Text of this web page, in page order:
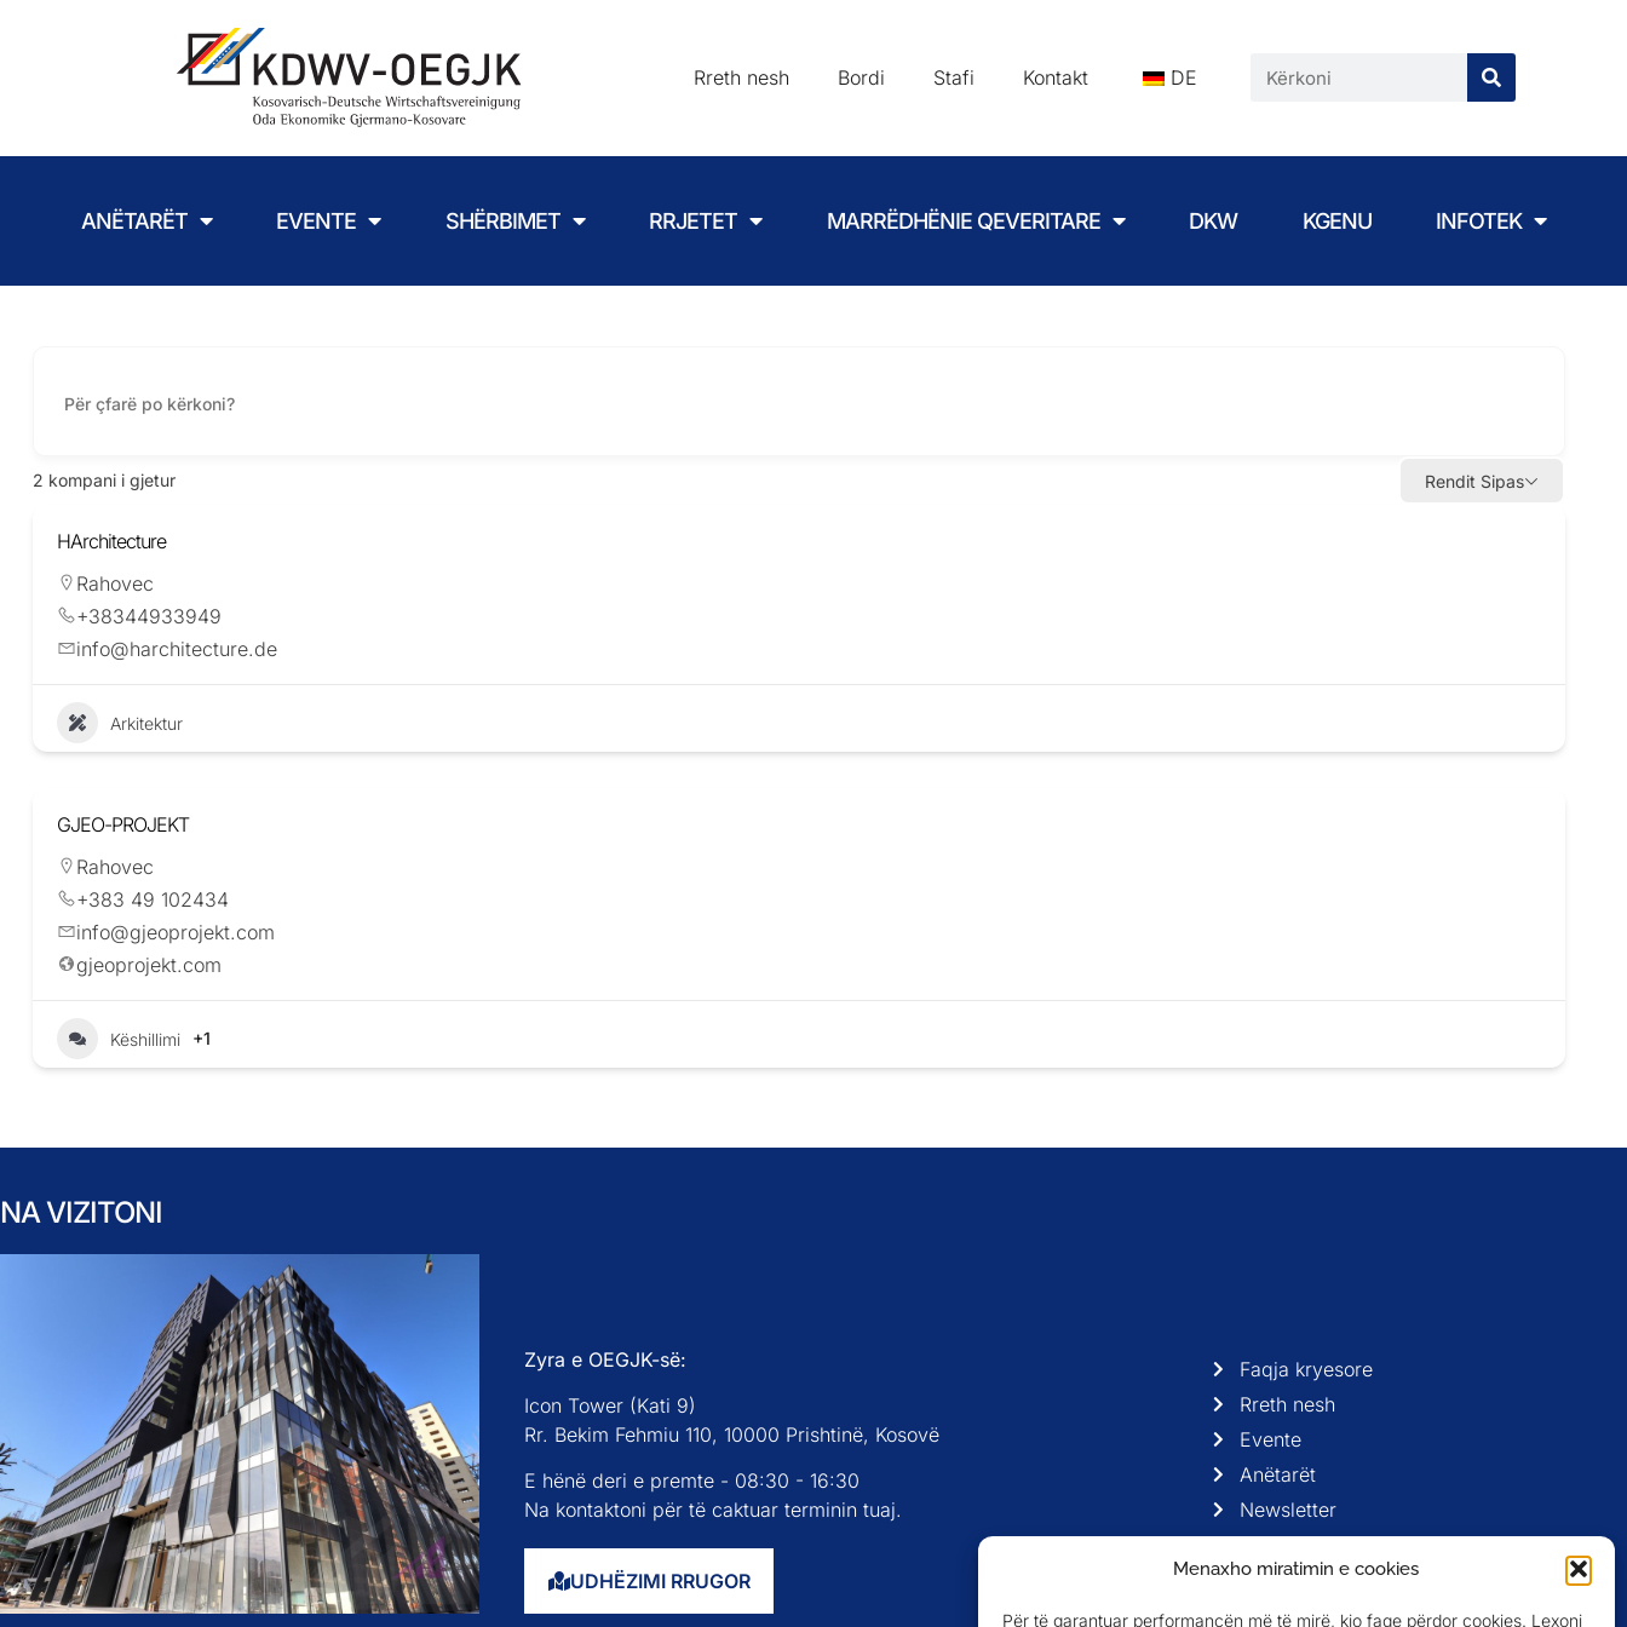
Menaxho miratimin e cookies
Për të garantuar performancën më të mirë, kjo faqe përdor cookies. Lexoni
Rreth nesh Bordi Stafi Kontakt DE
ANËTARËT EVENTE SHËRBIMET RRJETET MARRËDHËNIE QEVERITARE DKW KGENU INFOTEK
2 kompani i gjetur Rendit Sipas
HArchitecture
Rahovec
+38344933949
info@harchitecture.de
Arkitektur
GJEO-PROJEKT
Rahovec
+383 49 102434
info@gjeoprojekt.com
gjeoprojekt.com
Këshillimi +1
NA VIZITONI
Zyra e OEGJK-së:
Icon Tower (Kati 9)
Rr. Bekim Fehmiu 110, 10000 Prishtinë, Kosovë
E hënë deri e premte - 08:30 - 16:30
Na kontaktoni për të caktuar terminin tuaj.
UDHËZIMI RRUGOR
Faqja kryesore
Rreth nesh
Evente
Anëtarët
Newsletter